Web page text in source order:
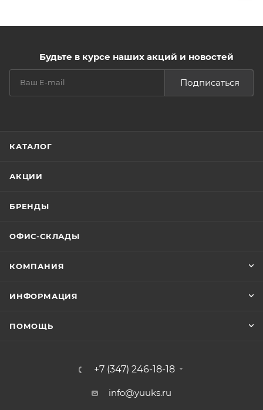
Будьте в курсе наших акций и новостей
Подписаться
КАТАЛОГ
АКЦИИ
БРЕНДЫ
ОФИС-СКЛАДЫ
КОМПАНИЯ
ИНФОРМАЦИЯ
ПОМОЩЬ
+7 (347) 246-18-18
info@yuuks.ru